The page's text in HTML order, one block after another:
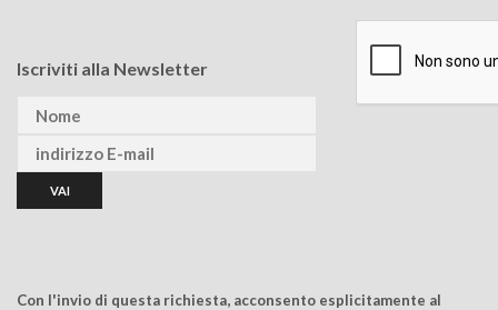
Iscriviti alla Newsletter
Con l'invio di questa richiesta, acconsento esplicitamente al